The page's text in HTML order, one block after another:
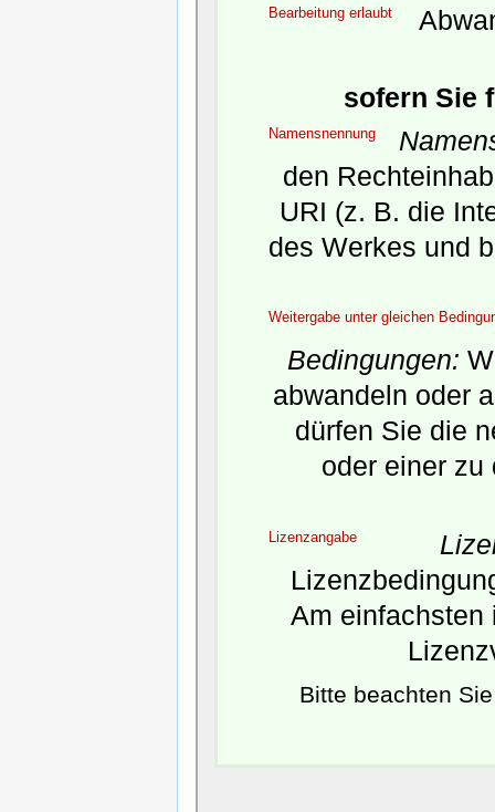
Bearbeitung erlaubt
sofern Sie
Namensnennung
den
URI (z. B. die
des Werkes und
Weitergabe unter gleichen
Bedingungen:
abwandeln oder
dürfen Sie die
oder einer zu
Lizenzangabe
Am einfachsten
Bitte beachten